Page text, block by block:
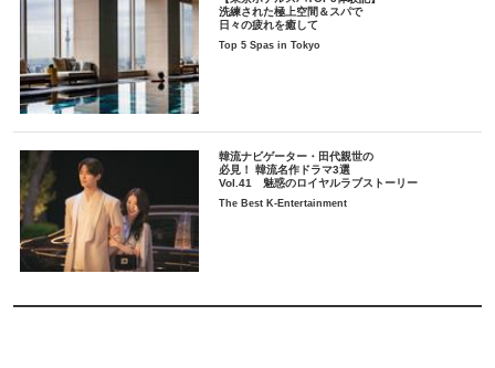
洗練された極上空間＆スパで
日々の疲れを癒して
Top 5 Spas in Tokyo
韓流ナビゲーター・田代親世の
必見！ 韓流名作ドラマ3選
Vol.41 魅惑のロイヤルラブストーリー
The Best K-Entertainment